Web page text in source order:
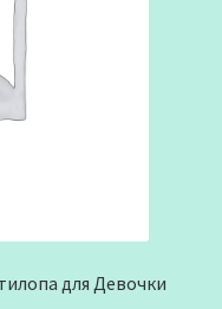
для Девочки